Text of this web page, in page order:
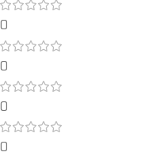
0
0
0
0